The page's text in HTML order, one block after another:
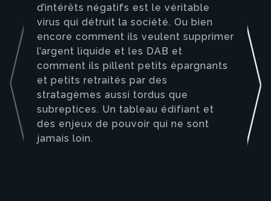
d’intérêts négatifs est le véritable
virus qui détruit la société. Ou bien
encore comment ils veulent supprimer
l’argent liquide et les DAB et
comment ils pillent petits épargnants
et petits retraités par des
stratagèmes aussi tordus que
subreptices. Un tableau édifiant et
des enjeux de pouvoir qui ne sont
jamais loin.